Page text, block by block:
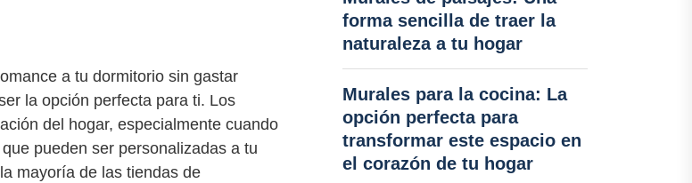
a tu dormitorio sin gastar
la opción perfecta para ti. Los
del hogar, especialmente cuando
pueden ser personalizadas a tu
mayoría de las tiendas de
forma sencilla de traer la
naturaleza a tu hogar
Murales para la cocina: La
opción perfecta para
transformar este espacio en
el corazón de tu hogar